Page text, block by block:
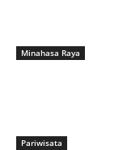
Minahasa Raya
Pariwisata